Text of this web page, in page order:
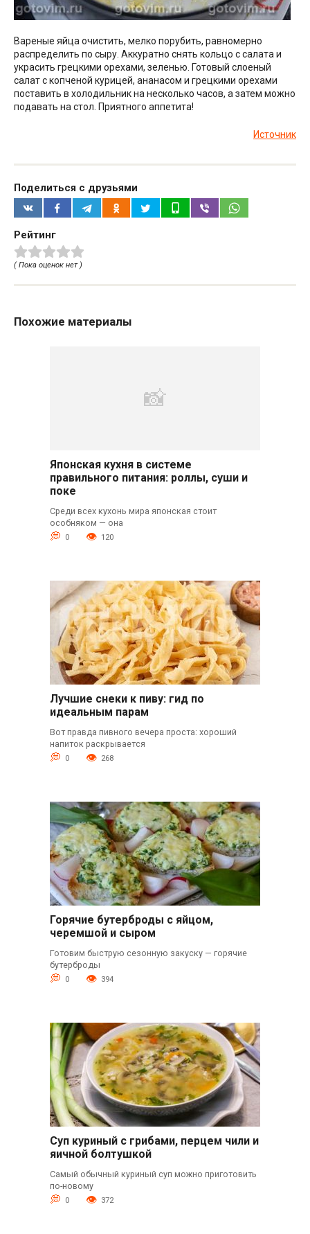
Вареные яйца очистить, мелко порубить, равномерно
распределить по сыру. Аккуратно снять кольцо с салата и
украсить грецкими орехами, зеленью. Готовый слоеный
салат с копченой курицей, ананасом и грецкими орехами
поставить в холодильник на несколько часов, а затем можно
подавать на стол. Приятного аппетита!
Источник
Поделиться с друзьями
Рейтинг
( Пока оценок нет )
Похожие материалы
Японская кухня в системе
правильного питания: роллы, суши и
поке
Среди всех кухонь мира японская стоит
особняком — она
0 120
Лучшие снеки к пиву: гид по
идеальным парам
Вот правда пивного вечера проста: хороший
напиток раскрывается
0 268
Горячие бутерброды с яйцом,
черемшой и сыром
Готовим быструю сезонную закуску — горячие
бутерброды
0 394
Суп куриный с грибами, перцем чили и
яичной болтушкой
Самый обычный куриный суп можно приготовить
по-новому
0 372